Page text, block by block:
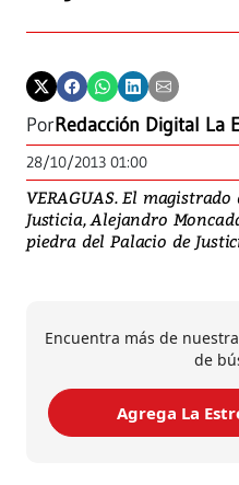
PorRedacción Digital La
28/10/2013 01:00
VERAGUAS. El
Justicia, Alejandro
piedra del Palacio de
Encuentra más de
de
Agrega La